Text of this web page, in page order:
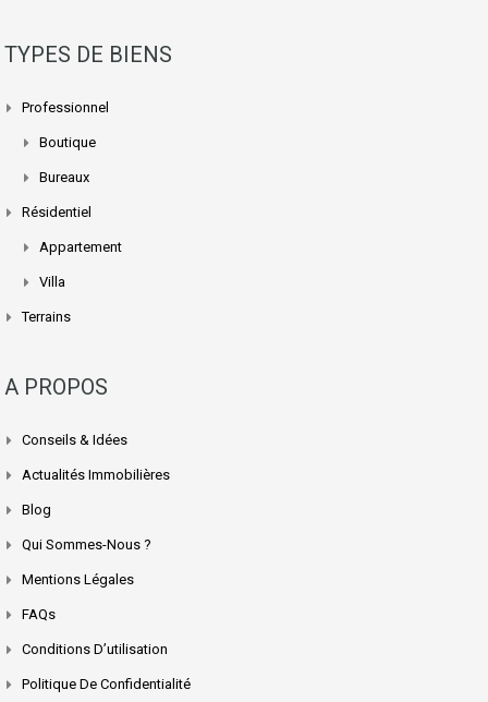
TYPES DE BIENS
Professionnel
Boutique
Bureaux
Résidentiel
Appartement
Villa
Terrains
A PROPOS
Conseils & Idées
Actualités Immobilières
Blog
Qui Sommes-Nous ?
Mentions Légales
FAQs
Conditions D’utilisation
Politique De Confidentialité